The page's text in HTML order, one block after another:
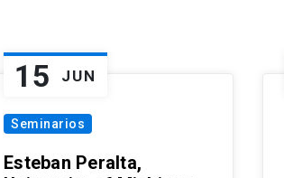
15 JUN
Seminarios
Esteban Peralta,